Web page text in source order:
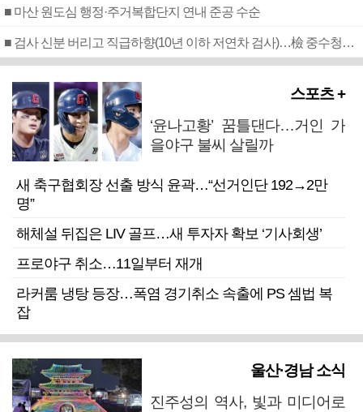
■ 마산 원도심 행정·주거복합단지 연내 준공 수순
■ 검사 신분 버리고 직급하향(10년 이하 저연차 검사)…檢 중수청행 기피
스포츠 +
‘윤나고황’ 꿈틀댄다…거인 가
을야구 불씨 살릴까
새 축구협회장 선출 방식 윤곽…“선거인단 192→2만
명”
해체설 뒤집은 LIV 골프…새 투자자 확보 ‘기사회생’
프로야구 취소…11일부터 재개
라커룸 냉탕 등장…폭염 경기취소 속출에 PS 셈법 복
잡
울산·경남 소식
진주성의 역사, 빛과 미디어로